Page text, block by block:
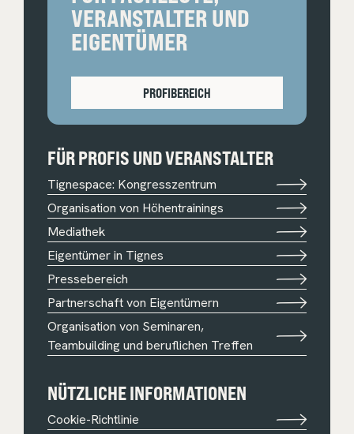
VERANSTALTER UND
EIGENTÜMER
PROFIBEREICH
FÜR PROFIS UND VERANSTALTER
Tignespace: Kongresszentrum
Organisation von Höhentrainings
Mediathek
Eigentümer in Tignes
Pressebereich
Partnerschaft von Eigentümern
Organisation von Seminaren,
Teambuilding und beruflichen Treffen
NÜTZLICHE INFORMATIONEN
Cookie-Richtlinie